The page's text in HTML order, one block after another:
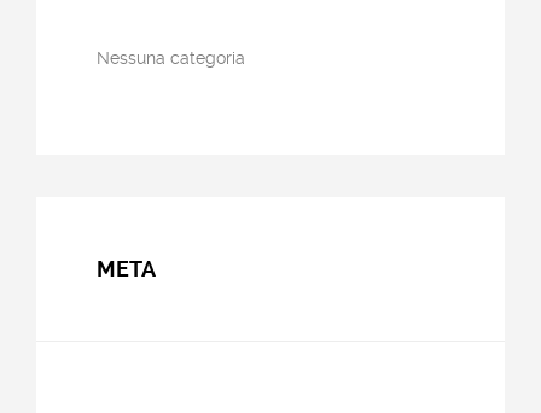
Nessuna categoria
META